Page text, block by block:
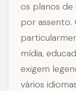
os planos
por assento.
mídia,
exigem
vários